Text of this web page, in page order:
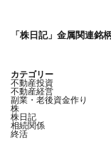
「株日記」金属関連銘
カテゴリー
不動産投資
不動産経営
副業・老後資金作り
株
株日記
相続関係
終活